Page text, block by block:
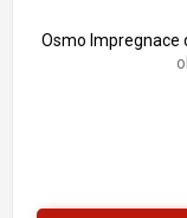
Osmo Impregnace